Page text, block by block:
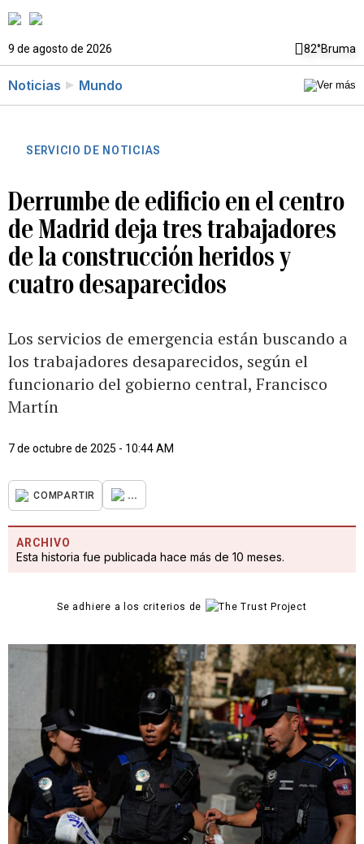
9 de agosto de 2026 82°Bruma
Noticias Mundo
SERVICIO DE NOTICIAS
Derrumbe de edificio en el centro
de Madrid deja tres trabajadores
de la construcción heridos y
cuatro desaparecidos
Los servicios de emergencia están buscando a
los trabajadores desaparecidos, según el
funcionario del gobierno central, Francisco
Martín
7 de octubre de 2025 - 10:44 AM
COMPARTIR ...
ARCHIVO
Esta historia fue publicada hace más de 10 meses.
Se adhiere a los criterios de